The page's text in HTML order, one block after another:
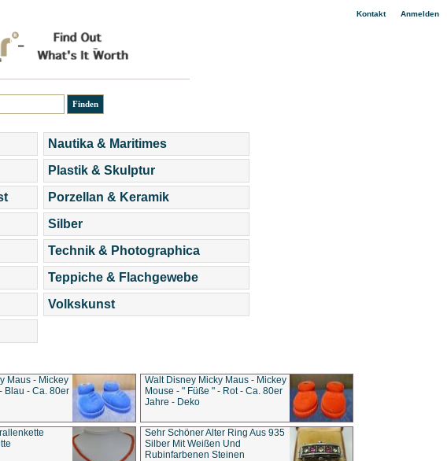
Kontakt| Anmelden
Nautika & Maritimes
Plastik & Skulptur
Porzellan & Keramik
Silber
Technik & Photographica
Teppiche & Flachgewebe
Volkskunst
Maus - Mickey
Blau - Ca. 80er
Walt Disney Micky Maus - Mickey
Mouse - " Füße " - Rot - Ca. 80er
Jahre - Deko
Sehr Schöner Alter Ring Aus 935
Silber Mit Weißen Und
Rubinfarbenen Steinen